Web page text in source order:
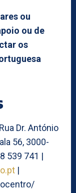
ou
ou de
os
Dr. António
56, 3000-
539 741 |
|